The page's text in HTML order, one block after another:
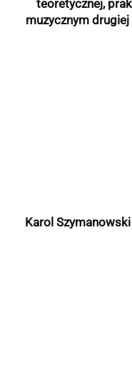
teoretycznej,
muzycznym drugiej
Karol